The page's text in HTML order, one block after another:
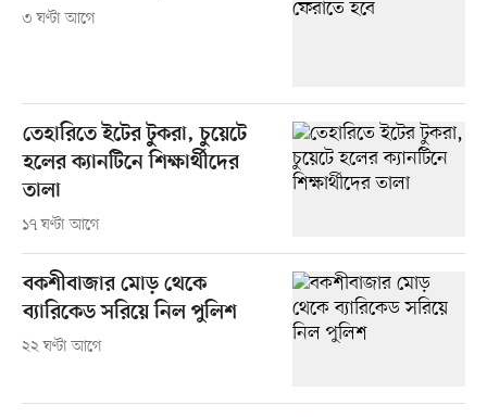
৩ ঘণ্টা আগে
তেহারিতে ইটের টুকরা, চুয়েটে
হলের ক্যানটিনে শিক্ষার্থীদের
তালা
১৭ ঘণ্টা আগে
বকশীবাজার মোড় থেকে
ব্যারিকেড সরিয়ে নিল পুলিশ
২২ ঘণ্টা আগে